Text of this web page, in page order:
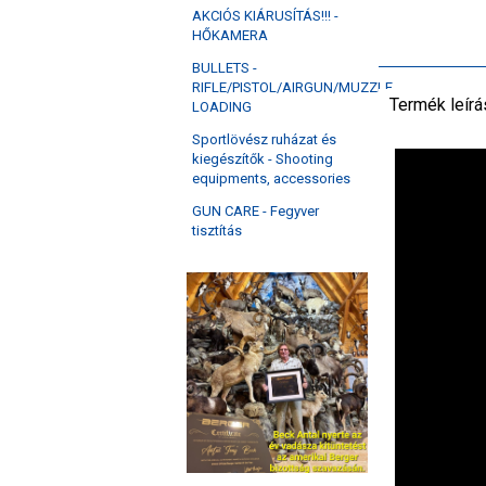
AKCIÓS KIÁRUSÍTÁS!!! -
HŐKAMERA
BULLETS -
RIFLE/PISTOL/AIRGUN/MUZZLE
LOADING
Sportlövész ruházat és
kiegészítők - Shooting
equipments, accessories
GUN CARE - Fegyver
tisztítás
Termék